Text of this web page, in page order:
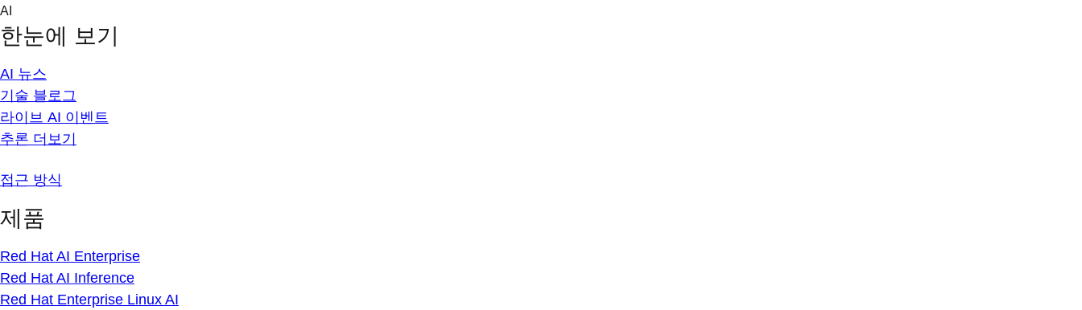
Skip
content
AI
한눈에 보기
AI 뉴스
기술 블로그
라이브 AI 이벤트
추론 더보기
접근 방식
제품
Red Hat AI Enterprise
Red Hat AI Inference
Red Hat Enterprise Linux AI